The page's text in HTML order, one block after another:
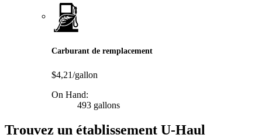
Carburant de remplacement
$4,21/gallon
On Hand:
493 gallons
Trouvez un établissement U-Haul